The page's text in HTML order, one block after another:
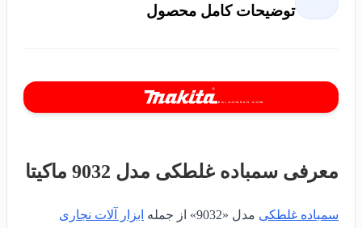
توضیحات کامل محصول
معرفی سمباده غلطکی مدل 9032 ماکیتا
سمباده غلطکی مدل «9032» از جمله
ابزار آلات نجاری